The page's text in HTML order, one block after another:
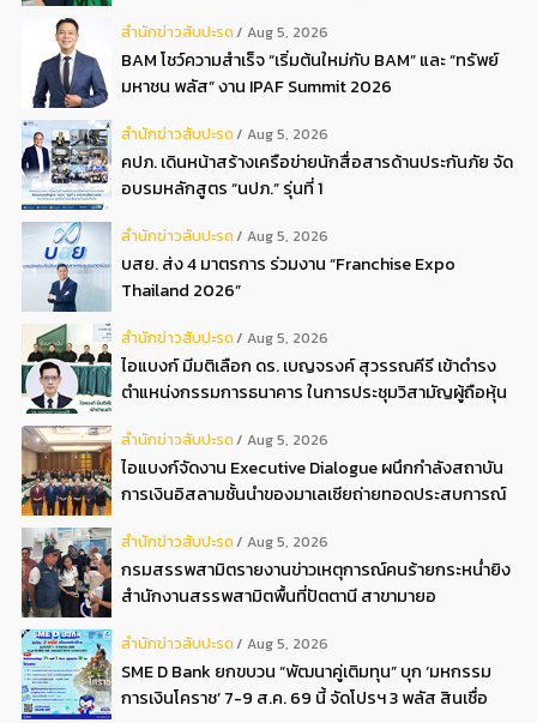
สํานักข่าวสับปะรด Aug 5, 2026
BAM โชว์ความสำเร็จ “เริ่มต้นใหม่กับ BAM” และ “ทรัพย์
มหาชน พลัส” งาน IPAF Summit 2026
สํานักข่าวสับปะรด Aug 5, 2026
คปภ. เดินหน้าสร้างเครือข่ายนักสื่อสารด้านประกันภัย จัด
อบรมหลักสูตร “นปภ.” รุ่นที่ 1
สํานักข่าวสับปะรด Aug 5, 2026
บสย. ส่ง 4 มาตรการ ร่วมงาน “Franchise Expo
Thailand 2026”
สํานักข่าวสับปะรด Aug 5, 2026
ไอแบงก์ มีมติเลือก ดร. เบญจรงค์ สุวรรณคีรี เข้าดำรง
ตำแหน่งกรรมการธนาคาร ในการประชุมวิสามัญผู้ถือหุ้น
สํานักข่าวสับปะรด Aug 5, 2026
ไอแบงก์จัดงาน Executive Dialogue ผนึกกำลังสถาบัน
การเงินอิสลามชั้นนำของมาเลเซียถ่ายทอดประสบการณ์
อิสลามแห่งอนาคต
สํานักข่าวสับปะรด Aug 5, 2026
กรมสรรพสามิตรายงานข่าวเหตุการณ์คนร้ายกระหน่ำยิง
สำนักงานสรรพสามิตพื้นที่ปัตตานี สาขามายอ
สํานักข่าวสับปะรด Aug 5, 2026
SME D Bank ยกขบวน “พัฒนาคู่เติมทุน” บุก ‘มหกรรม
การเงินโคราช’ 7-9 ส.ค. 69 นี้ จัดโปรฯ 3 พลัส สินเชื่อ